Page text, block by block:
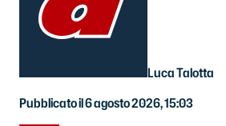
Luca Talotta
Pubblicato il 6 agosto 2026, 15:03